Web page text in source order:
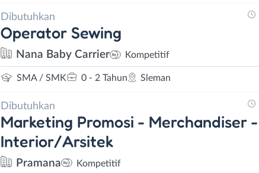
Dibutuhkan
Operator Sewing
Nana Baby Carrier Kompetitif
SMA / SMK 0 - 2 Tahun Sleman
Dibutuhkan
Marketing Promosi - Merchandiser -
Interior/Arsitek
Pramana Kompetitif